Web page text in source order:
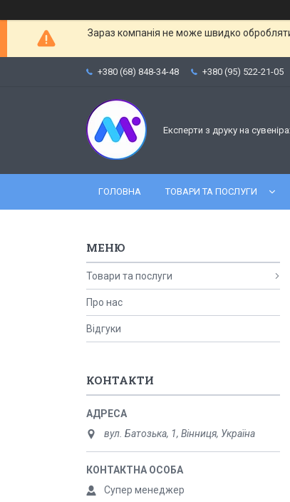
Зараз компанія не може швидко
+380 (68) 848-34-48 +380 (95) 522-21-05
Експерти з друку на
ГОЛОВНА ТОВАРИ ТА ПОСЛУГИ
Товари та послуги
Про нас
Відгуки
КОНТАКТИ
вул. Батозька, 1, Вінниця, Україна
Супер менеджер